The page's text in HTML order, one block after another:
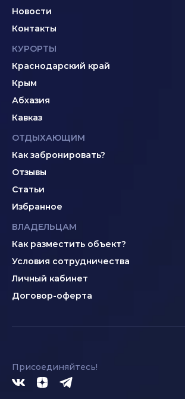
Новости
Контакты
КУРОРТЫ
Краснодарский край
Крым
Абхазия
Кавказ
ОТДЫХАЮЩИМ
Как забронировать?
Отзывы
Статьи
Избранное
ВЛАДЕЛЬЦАМ
Как разместить объект?
Условия сотрудничества
Личный кабинет
Договор-оферта
Присоединяйтесь!